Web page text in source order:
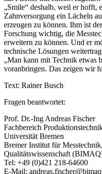
„Smile“ deshalb, weil er hofft,
Zahnversorgung ein Lächeln
erzeugen zu können. Ihm ist
Forschung wichtig, die
erweitern zu können. Und er
technische Lösungen
„Man kann mit Technik etwas
voranbringen. Das zeigen wir
Text: Rainer Busch
Fragen beantwortet:
Prof. Dr.-Ing Andreas Fischer
Fachbereich
Universität Bremen
Bremer Institut für
Qualitätswissenschaft
Tel: +49 (0)421 218-64600
E-Mail: